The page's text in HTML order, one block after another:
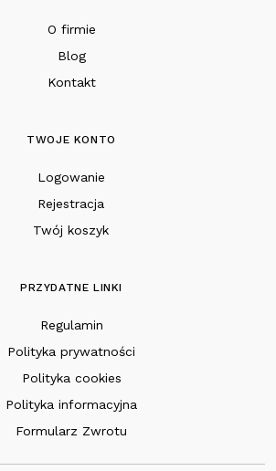
O firmie
Blog
Kontakt
TWOJE KONTO
Logowanie
Rejestracja
Twój koszyk
PRZYDATNE LINKI
Regulamin
Polityka prywatności
Polityka cookies
Polityka informacyjna
Formularz Zwrotu